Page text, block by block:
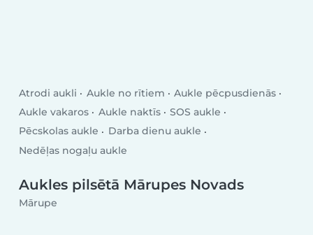
Atrodi aukli Aukle no rītiem
Aukle pēcpusdienās
Aukle vakaros
Aukle naktīs
SOS aukle
Pēcskolas aukle
Darba dienu aukle
Nedēļas nogaļu aukle
Aukles pilsētā Mārupes Novads
Mārupe